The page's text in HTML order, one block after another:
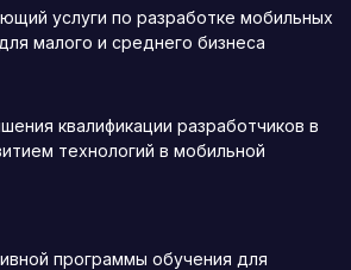
услуги по разработке мобильных
малого и среднего бизнеса
квалификации разработчиков в
технологий в мобильной
программы обучения для